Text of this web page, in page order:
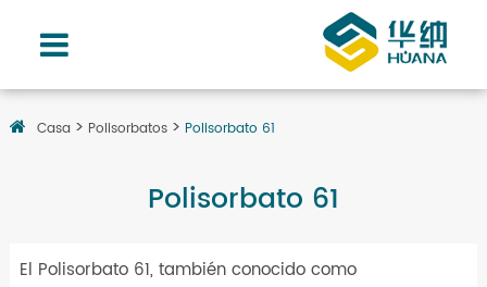
Casa Polisorbatos Polisorbato 61
Polisorbato 61
El Polisorbato 61, también conocido como